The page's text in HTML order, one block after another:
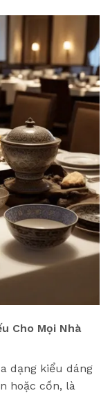
Cho Mọi Nhà
dạng kiểu dáng
hoặc cồn, là